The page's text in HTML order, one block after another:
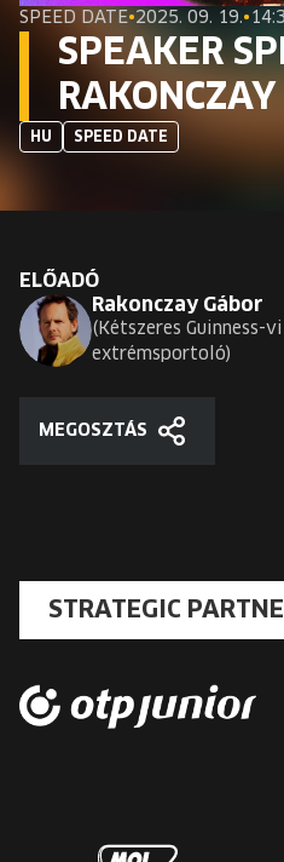
EURÓPA
ELŐADÓK
INGYENES DIÁK- ÉS
JEGYEK
KOSÁR
SPEED DATE•2025. 09. 19.•
SPEAKER
HU SPEED DATE
ELŐADÓ
Rakonczay Gábor
Kétszeres Guinness-
extrémsportoló
MEGOSZTÁS
STRATEGIC